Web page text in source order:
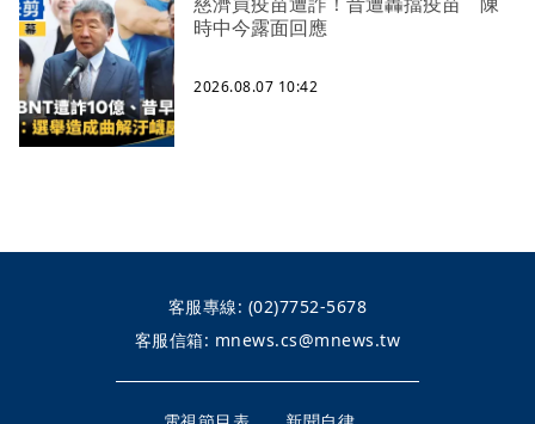
時中今露面回應
2026.08.07 10:42
客服專線: (02)7752-5678
客服信箱: mnews.cs@mnews.tw